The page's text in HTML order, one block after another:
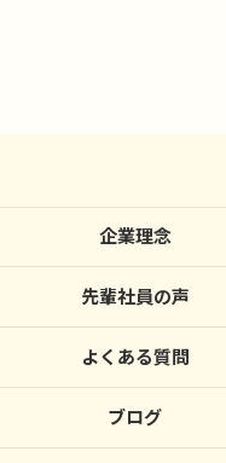
企業理念
先輩社員の声
よくある質問
ブログ